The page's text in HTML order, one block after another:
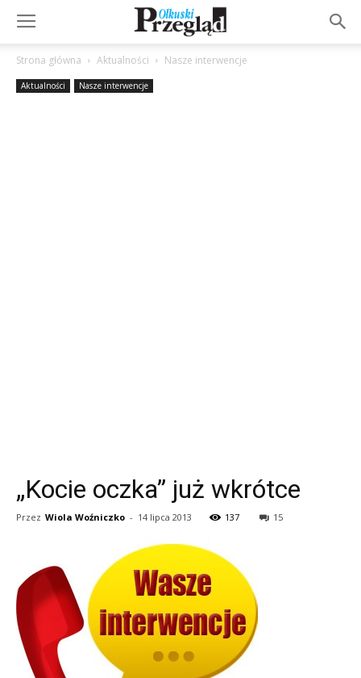
Strona główna Aktualności Nasze interwencje
Aktualności Nasze interwencje
„Kocie oczka” już wkrótce
Przez Wiola Woźniczko - 14 lipca 2013 137 15